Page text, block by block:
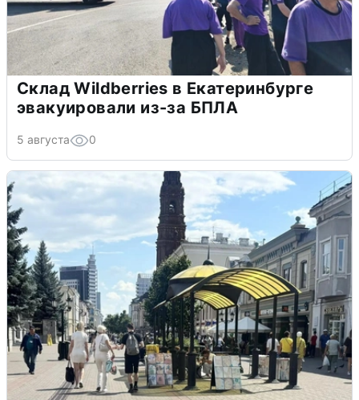
Склад Wildberries в Екатеринбурге
эвакуировали из-за БПЛА
5 августа 0